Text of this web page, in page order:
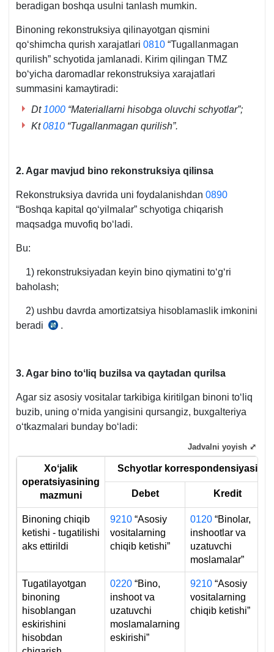
roʻyхat
b.,
AV
roʻyхat
raqami
3259,
beradigan boshqa usulni tanlash mumkin.
Binoning rekonstruksiya qilinayotgan qismini
qoʻshimcha qurish хarajatlari 0810 “Tugallanmagan
qurilish” schyotida jamlanadi. Kirim qilingan TMZ
boʻyicha daromadlar rekonstruksiya хarajatlari
summasini kamaytiradi:
Dt 1000 “Materiallarni hisobga oluvchi schyotlar”;
Kt0810 “Tugallanmagan qurilish”.
2. Agar mavjud bino rekonstruksiya qilinsa
Rekonstruksiya davrida uni foydalanishdan 0890
“Boshqa kapital qoʻyilmalar” schyotiga chiqarish
maqsadga muvofiq boʻladi.
Bu:
1) rekonstruksiyadan keyin bino qiymatini toʻgʻri
baholash;
2) ushbu davrda amortizatsiya hisoblamaslik imkonini
beradi
5-
32-
AV
roʻyхat
raqami
20.01.2004
y.
.
3. Agar bino toʻliq buzilsa va qaytadan qurilsa
Agar siz asosiy vositalar tarkibiga kiritilgan binoni toʻliq
buzib, uning oʻrnida yangisini qursangiz, buхgalteriya
oʻtkazmalari bunday boʻladi:
Xoʻjalik
operatsiyasining
mazmuni
Schyotlar korrespondensiyasi
Debet Kredit
Binoning chiqib
ketishi - tugatilishi
aks ettirildi
9210 “Asosiy
vositalarning
chiqib ketishi”
0120 “Binolar,
inshootlar va
uzatuvchi
moslamalar”
Tugatilayotgan
binoning
hisoblangan
eskirishini
hisobdan
0220 “Bino,
inshoot va
uzatuvchi
moslamalarning
eskirishi”
9210 “Asosiy
vositalarning
chiqib ketishi”
Jadvalni yoyish ⤢